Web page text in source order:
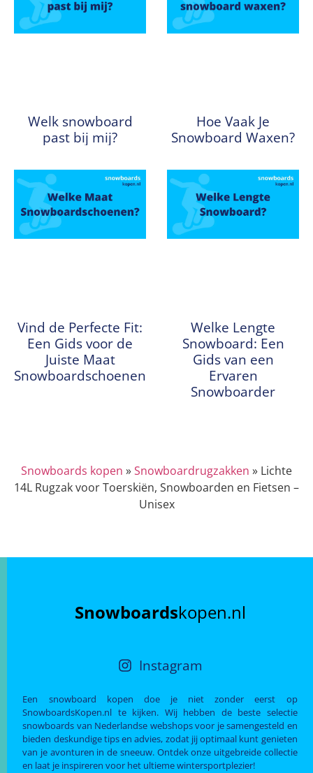
Welk snowboard
past bij mij?
Hoe Vaak Je
Snowboard Waxen?
Vind de Perfecte Fit:
Een Gids voor de
Juiste Maat
Snowboardschoenen
Welke Lengte
Snowboard: Een
Gids van een
Ervaren
Snowboarder
Snowboards kopen »Snowboardrugzakken » Lichte
14L Rugzak voor Toerskiën, Snowboarden en Fietsen –
Unisex
Snowboardskopen.nl
Instagram
Een snowboard kopen doe je niet zonder eerst op
SnowboardsKopen.nl te kijken. Wij hebben de beste selectie
snowboards van Nederlandse webshops voor je samengesteld en
bieden deskundige tips en advies, zodat jij optimaal kunt genieten
van je avonturen in de sneeuw. Ontdek onze uitgebreide collectie
en laat je inspireren voor het ultieme wintersportplezier!